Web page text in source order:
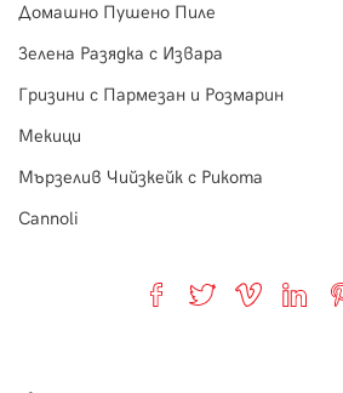
Домашно Пушено Пиле
Зелена Разядка с Извара
Гризини с Пармезан и Розмарин
Мекици
Мързелив Чийзкейк с Рикота
Cannoli